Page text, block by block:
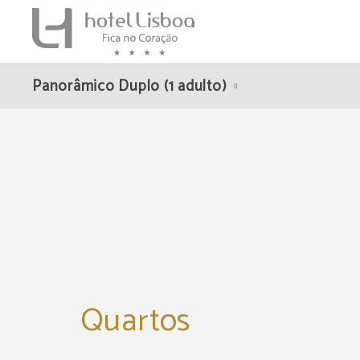
Quartos de Hotel Lisboa em Lisboa. Site Oficial.
Panorâmico Duplo (1 adulto)
Quartos